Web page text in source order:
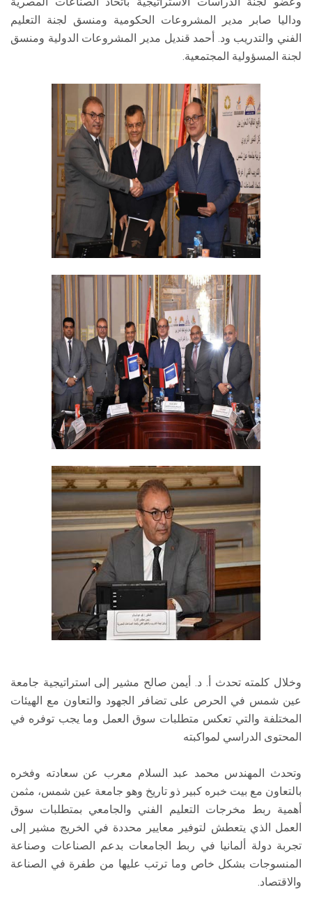
وداليا صابر مدير المشروعات الحكومية ومنسق لجنة التعليم
الفني والتدريب ود. أحمد قنديل مدير المشروعات الدولية ومنسق
لجنة المسؤولية المجتمعية.
وخلال كلمته تحدث أ. د. أيمن صالح مشير إلى استراتيجية جامعة
عين شمس في الحرص على تضافر الجهود والتعاون مع الهيئات
المختلفة والتي تعكس متطلبات سوق العمل وما يجب توفره في
المحتوى الدراسي لمواكبته
وتحدث المهندس محمد عبد السلام معرب عن سعادته وفخره
بالتعاون مع بيت خبره كبير ذو تاريخ وهو جامعة عين شمس، مثمن
أهمية ربط مخرجات التعليم الفني والجامعي بمتطلبات سوق
العمل الذي يتعطش لتوفير معايير محددة في الخريج مشير إلى
تجربة دولة ألمانيا في ربط الجامعات بدعم الصناعات وصناعة
المنسوجات بشكل خاص وما ترتب عليها من طفرة في الصناعة
والاقتصاد.